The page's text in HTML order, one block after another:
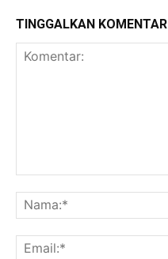
TINGGALKAN KOMENTAR